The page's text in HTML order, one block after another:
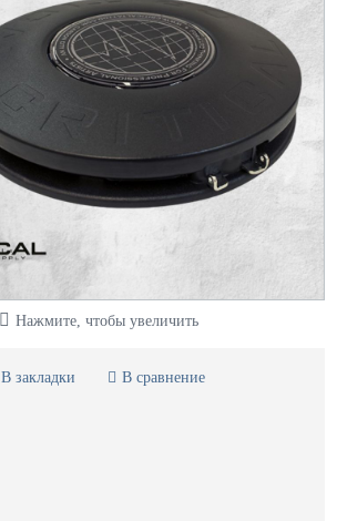
Нажмите, чтобы увеличить
В закладки В сравнение